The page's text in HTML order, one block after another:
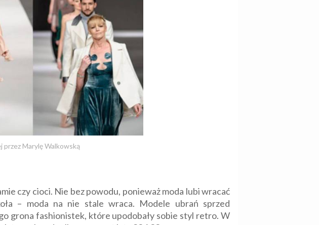
przez Marylę Walkowską
czy cioci. Nie bez powodu, ponieważ moda lubi wracać
– moda na nie stale wraca. Modele ubrań sprzed
grona fashionistek, które upodobały sobie styl retro. W